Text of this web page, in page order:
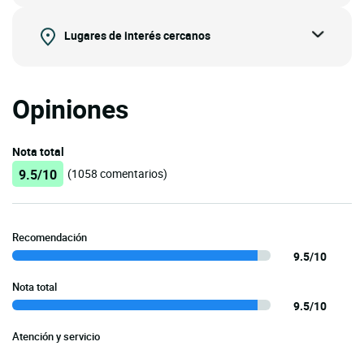
Lugares de interés cercanos
Opiniones
Nota total
9.5/10 (1058 comentarios)
Recomendación
9.5/10
Nota total
9.5/10
Atención y servicio